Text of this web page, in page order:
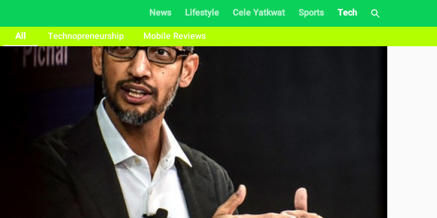
News Lifestyle Cele Yatkwat Sports
Tech
All
Technopreneurship Mobile Reviews